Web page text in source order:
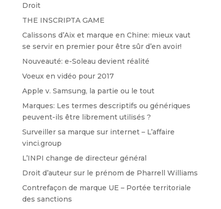
Droit
THE INSCRIPTA GAME
Calissons d’Aix et marque en Chine: mieux vaut
se servir en premier pour être sûr d’en avoir!
Nouveauté: e-Soleau devient réalité
Voeux en vidéo pour 2017
Apple v. Samsung, la partie ou le tout
Marques: Les termes descriptifs ou génériques
peuvent-ils être librement utilisés ?
Surveiller sa marque sur internet – L’affaire
vinci.group
L’INPI change de directeur général
Droit d’auteur sur le prénom de Pharrell Williams
Contrefaçon de marque UE – Portée territoriale
des sanctions